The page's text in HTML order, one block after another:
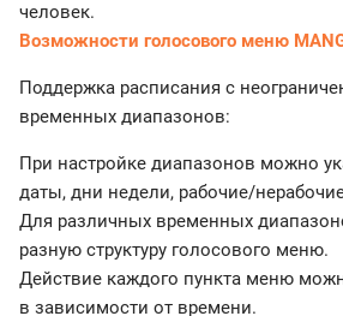
человек.
Возможности голосового меню
Поддержка расписания с
временных диапазонов:
При настройке диапазонов можно
даты, дни недели, рабочие/
Для различных временных
разную структуру голосового меню.
Действие каждого пункта меню
в зависимости от времени.